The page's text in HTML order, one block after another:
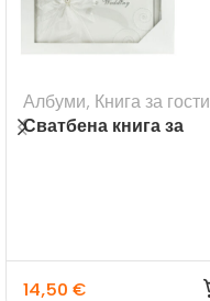
Албуми, Книга за гости
Сватбена книга за
14,50 €